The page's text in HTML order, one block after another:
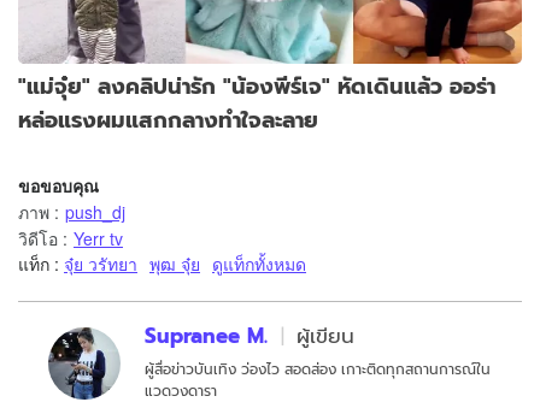
"แม่จุ๋ย" ลงคลิปน่ารัก "น้องพีร์เจ" หัดเดินแล้ว ออร่า
หล่อแรงผมแสกกลางทำใจละลาย
ขอขอบคุณ
ภาพ : push_dj
วิดีโอ : Yerr tv
แท็ก : จุ๋ย วรัทยา พุฒ จุ๋ย ดูแท็กทั้งหมด
Supranee M. ผู้เขียน
ผู้สื่อข่าวบันเทิง ว่องไว สอดส่อง เกาะติดทุกสถานการณ์ใน
แวดวงดารา